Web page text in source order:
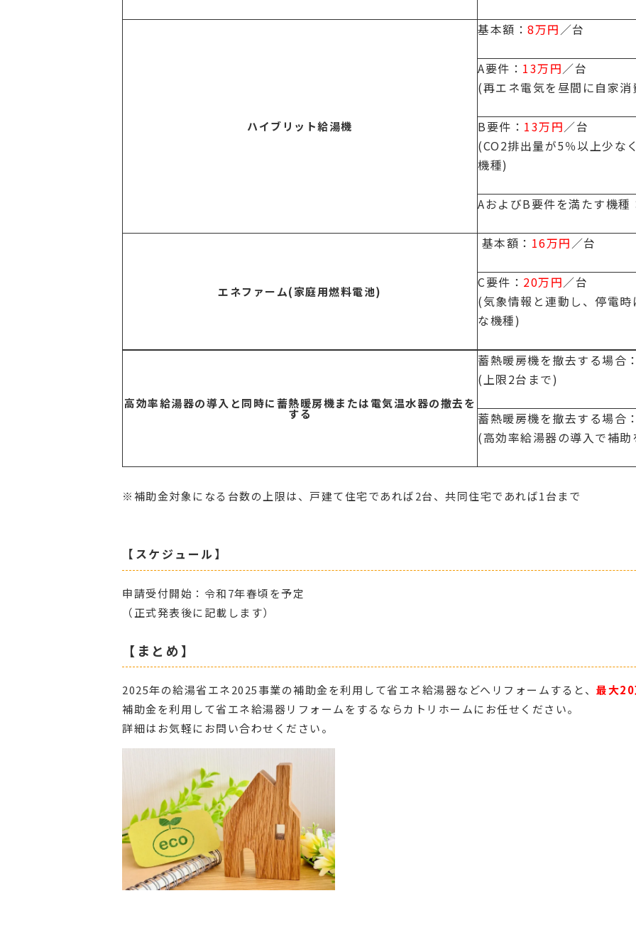
ハイブリット給湯機
基本額： 8万円／台
A要件： 13万円／台
(再エネ電気を昼間に自家
B要件： 13万円／台
(CO2排出量が5％以上少な
機種)
AおよびB要件を満たす機種
エネファーム(家庭用燃料電池)
基本額： 16万円／台
C要件： 20万円／台
(気象情報と連動し、停電
な機種)
高効率給湯器の導入と同時に蓄熱暖房機または電気温水器の撤去を
する
蓄熱暖房機を撤去する場合：
(上限2台まで)
蓄熱暖房機を撤去する場合：
(高効率給湯器の導入で補
※補助金対象になる台数の上限は、戸建て住宅であれば2台、共同住宅であれば1台まで
【スケジュール】
申請受付開始：令和7年春頃を予定
（正式発表後に記載します）
【まとめ】
2025年の給湯省エネ2025事業の補助金を利用して省エネ給湯器などへリフォームすると、 最大20
補助金を利用して省エネ給湯器リフォームをするならカトリホームにお任せください。
詳細はお気軽にお問い合わせください。